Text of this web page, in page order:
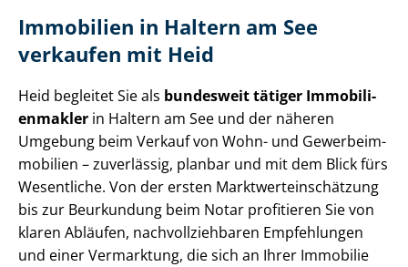
Immobilien in Haltern am See
verkaufen mit Heid
Heid begleitet Sie als bundesweit tätiger Im­mo­bi­li­
en­mak­ler in Haltern am See und der näheren
Umgebung beim Verkauf von Wohn- und Ge­wer­be­im­
mo­bi­li­en – zuverlässig, planbar und mit dem Blick fürs
Wesentliche. Von der ersten Markt­wert­ein­schät­zung
bis zur Beurkundung beim Notar profitieren Sie von
klaren Abläufen, nach­voll­zieh­ba­ren Empfehlungen
und einer Vermarktung, die sich an Ihrer Immobilie